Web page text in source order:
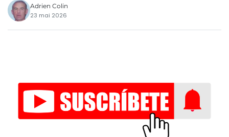
Adrien Colin
23 mai 2026